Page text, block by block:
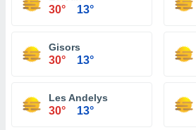
30° 13°
Gisors
30° 13°
Les Andelys
30° 13°